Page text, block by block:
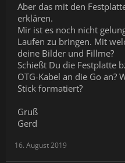
Aber das mit den
erklären.
Mir ist es noch nicht
Laufen zu bringen. Mit
deine Bilder und Fillme?
Schießt Du die Festplatte
OTG-Kabel an die Go an?
Stick formatiert?
Gruß
Gerd
16. August 2019